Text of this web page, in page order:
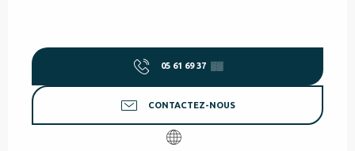
05 61 69 37 ▒▒
CONTACTEZ-NOUS